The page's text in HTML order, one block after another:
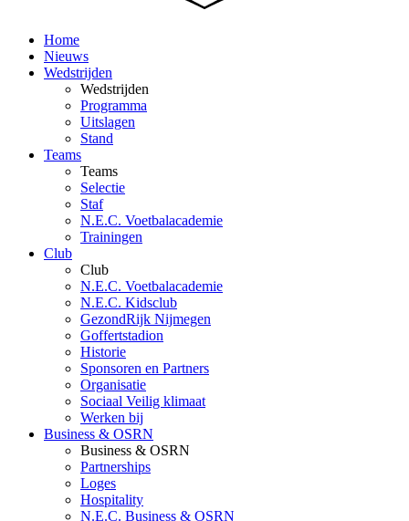
Home
Nieuws
Wedstrijden
Wedstrijden
Programma
Uitslagen
Stand
Teams
Teams
Selectie
Staf
N.E.C. Voetbalacademie
Trainingen
Club
Club
N.E.C. Voetbalacademie
N.E.C. Kidsclub
GezondRijk Nijmegen
Goffertstadion
Historie
Sponsoren en Partners
Organisatie
Sociaal Veilig klimaat
Werken bij
Business & OSRN
Business & OSRN
Partnerships
Loges
Hospitality
N.E.C. Business & OSRN